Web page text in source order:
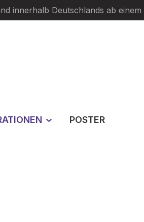
innerhalb Deutschlands ab
POSTER